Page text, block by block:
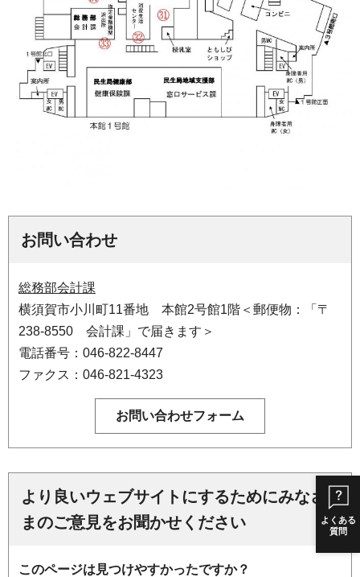
よくある
質問
お問い合わせ
総務部会計課
横須賀市小川町11番地 本館2号館1階＜郵便物：「〒
238-8550 会計課」で届きます＞
電話番号：046-822-8447
ファクス：046-821-4323
より良いウェブサイトにするためにみなさ
まのご意見をお聞かせください
このページは見つけやすかったですか？